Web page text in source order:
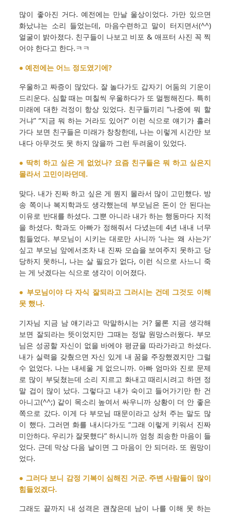
많이 좋아진 거다. 예전에는 만날 울상이었다. 가만 있으면
화났냐는 소리 들었는데, 마음수련하고 말이 터지면서(^^)
얼굴이 밝아졌다. 친구들이 나보고 비포 & 애프터 사진 꼭 찍
어야 한다고 한다.ㅋㅋ
● 예전에는 어느 정도였기에?
우울하고 짜증이 많았다. 잘 놀다가도 갑자기 어둠의 기운이
드리운다. 심할 때는 며칠씩 우울하다가 또 멀쩡해진다. 특히
미래에 대한 걱정이 항상 있었다. 친구들끼리 “나중에 뭐 할
거냐” “지금 뭐 하는 거라도 있어?” 이런 식으로 얘기가 흘러
가다 보면 친구들은 미래가 창창한데, 나는 이렇게 시간만 보
내다 아무것도 못 하지 않을까 그런 두려움이 있었다.
● 딱히 하고 싶은 게 없었나? 요즘 친구들은 뭐 하고 싶은지
몰라서 고민이라던데.
맞다. 내가 진짜 하고 싶은 게 뭔지 몰라서 많이 고민했다. 방
송 쪽이나 복지학과도 생각했는데 부모님은 돈이 안 된다는
이유로 반대를 하셨다. 그뿐 아니라 내가 하는 행동마다 지적
을 하셨다. 학과도 아빠가 정해줘서 다녔는데 4년 내내 너무
힘들었다. 부모님이 시키는 대로만 사니까 ‘나는 왜 사는가’
싶고 부모님 앞에서조차 내 진짜 모습을 보여주지 못하고 당
당하지 못하니, 나는 살 필요가 없다, 이런 식으로 사느니 죽
는 게 낫겠다는 식으로 생각이 이어졌다.
● 부모님이야 다 자식 잘되라고 그러시는 건데 그것도 이해
못 했나.
기자님 지금 남 얘기라고 막말하시는 거? 물론 지금 생각해
보면 잘되라는 뜻이었지만 그때는 정말 원망스러웠다. 부모
님은 성공할 자신이 없을 바에야 평균을 따라가라고 하셨다.
내가 실력을 갖췄으면 자신 있게 내 꿈을 주장했겠지만 그럴
수 없었다. 나는 내세울 게 없으니까. 아빠 엄마와 진로 문제
로 많이 부딪쳤는데 소리 지르고 화내고 때리시려고 하면 정
말 겁이 많이 났다. 그렇다고 내가 숙이고 들어가기만 한 건
아니고(^^;) 같이 목소리 높여서 싸우니까 상황이 더 안 좋은
쪽으로 갔다. 이게 다 부모님 때문이라고 상처 주는 말도 많
이 했다. 그러면 화를 내시다가도 “그래 이렇게 키워서 진짜
미안하다. 우리가 잘못했다” 하시니까 엄청 죄송한 마음이 들
었다. 근데 막상 다음 날이면 그 마음이 안 되더라. 또 원망이
었다.
● 그러다 보니 감정 기복이 심해진 거군. 주변 사람들이 많이
힘들었겠다.
그래도 끝까지 내 성격은 괜찮은데 남이 나를 이해 못 하는